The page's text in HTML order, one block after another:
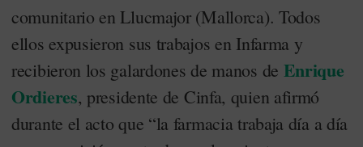
comunitario en Llucmajor (Mallorca). Todos
ellos expusieron sus trabajos en Infarma y
recibieron los galardones de manos de Enrique
Ordieres, presidente de Cinfa, quien afirmó
durante el acto que “la farmacia trabaja día a día